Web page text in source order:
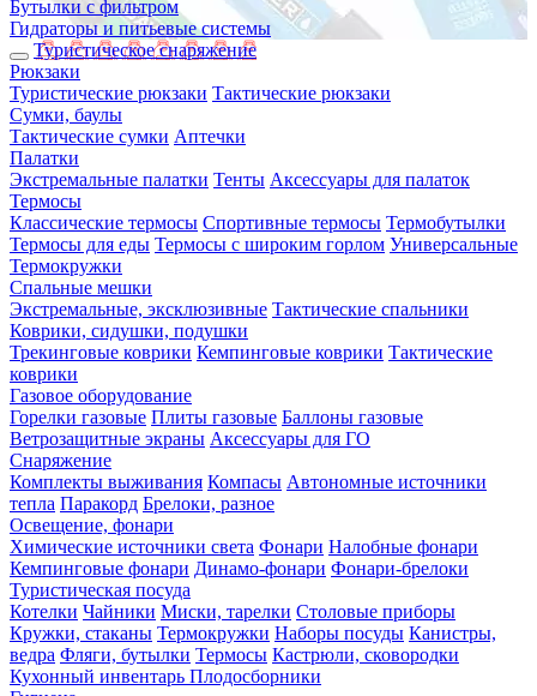
Бутылки с фильтром
Гидраторы и питьевые системы
Туристическое снаряжение
Рюкзаки
Туристические рюкзаки Тактические рюкзаки
Сумки, баулы
Тактические сумки Аптечки
Палатки
Экстремальные палатки Тенты Аксессуары для палаток
Термосы
Классические термосы Спортивные термосы Термобутылки
Термосы для еды Термосы с широким горлом Универсальные
Термокружки
Спальные мешки
Экстремальные, эксклюзивные Тактические спальники
Коврики, сидушки, подушки
Трекинговые коврики Кемпинговые коврики Тактические
коврики
Газовое оборудование
Горелки газовые Плиты газовые Баллоны газовые
Ветрозащитные экраны Аксессуары для ГО
Снаряжение
Комплекты выживания Компасы Автономные источники
тепла Паракорд Брелоки, разное
Освещение, фонари
Химические источники света Фонари Налобные фонари
Кемпинговые фонари Динамо-фонари Фонари-брелоки
Туристическая посуда
Котелки Чайники Миски, тарелки Столовые приборы
Кружки, стаканы Термокружки Наборы посуды Канистры,
ведра Фляги, бутылки Термосы Кастрюли, сковородки
Кухонный инвентарь Плодосборники